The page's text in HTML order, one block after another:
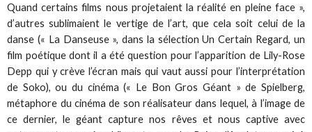
Quand certains films nous projetaient la réalité en pleine face »,
d’autres sublimaient le vertige de l’art, que cela soit celui de la
danse (« La Danseuse », dans la sélection Un Certain Regard, un
film poétique dont il a été question pour l’apparition de Lily-Rose
Depp qui y crève l’écran mais qui vaut aussi pour l’interprétation
de Soko), ou du cinéma (« Le Bon Gros Géant » de Spielberg,
métaphore du cinéma de son réalisateur dans lequel, à l’image de
ce dernier, le géant capture nos rêves et nous captive avec